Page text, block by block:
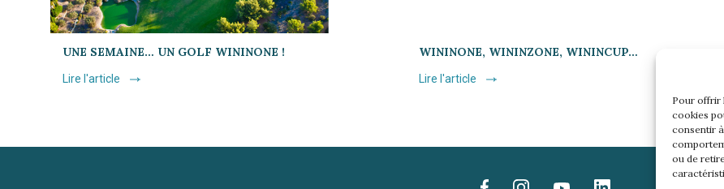
Pour offrir
cookies
consentir
ou de
UNE SEMAINE… UN GOLF WININONE !
Lire l'article
WININONE, WININZONE, WININCUP…
Lire l'article